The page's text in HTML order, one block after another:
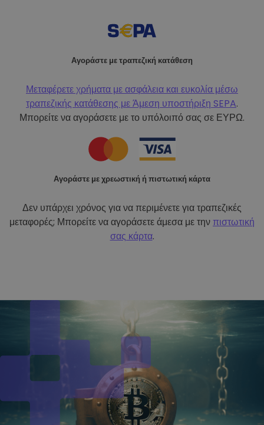
Αγοράστε με τραπεζική κατάθεση
Μεταφέρετε χρήματα με ασφάλεια και ευκολία μέσω
τραπεζικής κατάθεσης μεΆμεση υποστήριξη SEPA.
Μπορείτε να αγοράσετε με το υπόλοιπό σας σε ΕΥΡΩ.
Αγοράστε με χρεωστική ή πιστωτική κάρτα
Δεν υπάρχει χρόνος για να περιμένετε για τραπεζικές
μεταφορές; Μπορείτε να αγοράσετε άμεσα με τηνπιστωτική
σας κάρτα.